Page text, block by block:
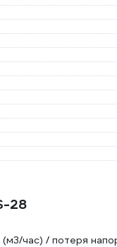
28
час) / потеря